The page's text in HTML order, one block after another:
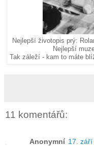
Nejlepší životopis prý:
Nejlepší
Tak záleží - kam to máte
11 komentářů:
Anonymní 17.